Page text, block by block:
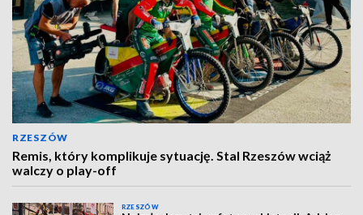
RZESZÓW
Remis, który komplikuje sytuację. Stal Rzeszów wciąż
walczy o play-off
RZESZÓW